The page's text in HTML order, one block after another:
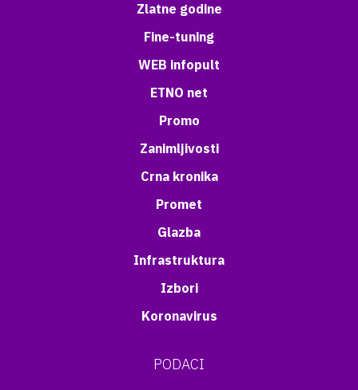
Zlatne godine
Fine-tuning
WEB infopult
ETNO net
Promo
Zanimljivosti
Crna kronika
Promet
Glazba
Infrastruktura
Izbori
Koronavirus
PODACI